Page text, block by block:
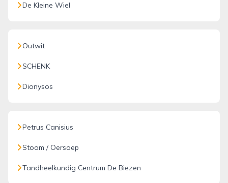
De Kleine Wiel
Outwit
SCHENK
Dionysos
Petrus Canisius
Stoom / Oersoep
Tandheelkundig Centrum De Biezen